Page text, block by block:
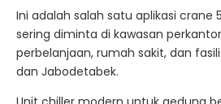
Ini adalah salah satu aplikasi crane
sering diminta di kawasan
perbelanjaan, rumah sakit, dan
dan Jabodetabek.